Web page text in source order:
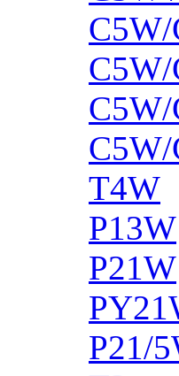
T4W
P13W
P21W
P21/